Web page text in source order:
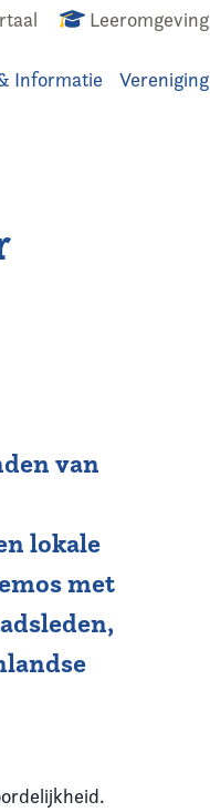
Leeromgeving
Informatie Vereniging
van
lokale
met